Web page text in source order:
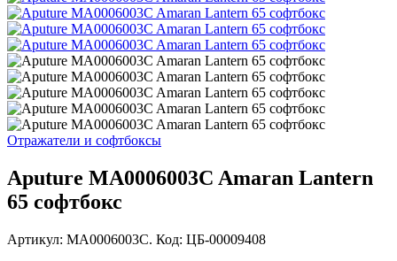
Отражатели и софтбоксы
Aputure MA0006003C Amaran Lantern
65 софтбокс
Артикул: MA0006003C. Код: ЦБ-00009408